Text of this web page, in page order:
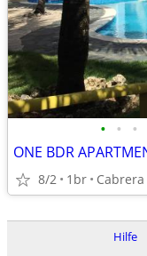
• • •
ONE BDR
8/2 1br Cabrera
Hilfe